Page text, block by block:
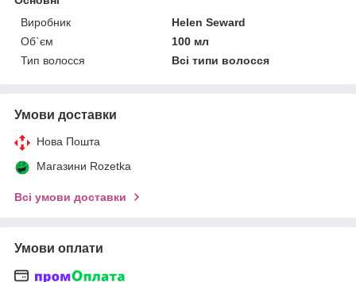
Виробник
Helen Seward
Об`єм
100 мл
Тип волосся
Всі типи волосся
Умови доставки
Нова Пошта
Магазини Rozetka
Всі умови доставки
Умови оплати